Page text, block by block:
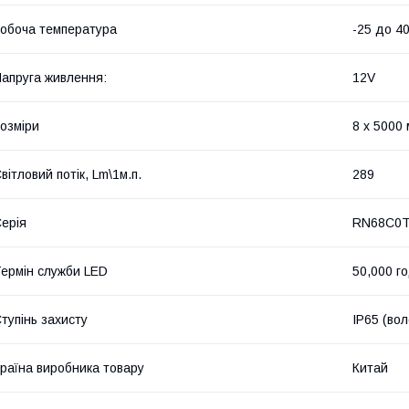
температура -25 до
живлення: 12V
8 х 5000
потік, Lm\1м.п. 289
служби LED 50,000
захисту IP65
виробника товару Китай